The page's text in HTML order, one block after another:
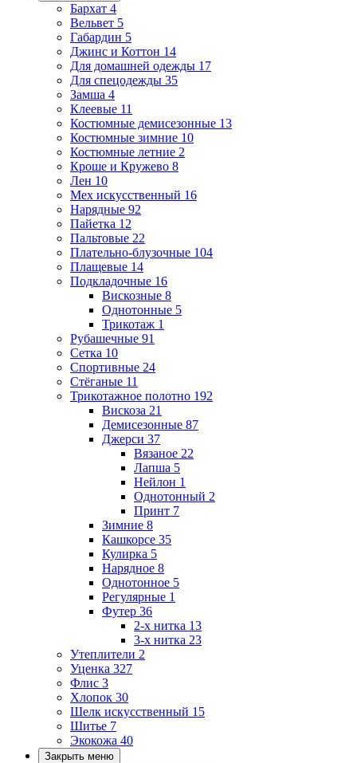
Бархат 4
Вельвет 5
Габардин 5
Джинс и Коттон 14
Для домашней одежды 17
Для спецодежды 35
Замша 4
Клеевые 11
Костюмные демисезонные 13
Костюмные зимние 10
Костюмные летние 2
Кроше и Кружево 8
Лен 10
Мех искусственный 16
Нарядные 92
Пайетка 12
Пальтовые 22
Плательно-блузочные 104
Плащевые 14
Подкладочные 16
Вискозные 8
Однотонные 5
Трикотаж 1
Рубашечные 91
Сетка 10
Спортивные 24
Стёганые 11
Трикотажное полотно 192
Вискоза 21
Демисезонные 87
Джерси 37
Вязаное 22
Лапша 5
Нейлон 1
Однотонный 2
Принт 7
Зимние 8
Кашкорсе 35
Кулирка 5
Нарядное 8
Однотонное 5
Регулярные 1
Футер 36
2-х нитка 13
3-х нитка 23
Утеплители 2
Уценка 327
Флис 3
Хлопок 30
Шелк искусственный 15
Шитье 7
Экокожа 40
Закрыть меню